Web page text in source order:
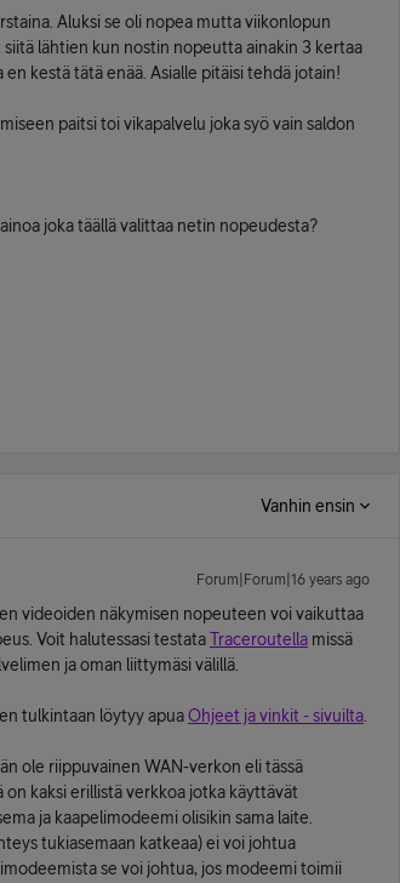
Aluksi se oli nopea mutta viikonlopun
lähtien kun nostin nopeutta ainakin 3 kertaa
kestä tätä enää. Asialle pitäisi tehdä jotain!
paitsi toi vikapalvelu joka syö vain saldon
joka täällä valittaa netin nopeudesta?
Vanhin ensin
Forum|Forum|16 years ago
videoiden näkymisen nopeuteen voi vaikuttaa
Voit halutessasi testataTraceroutella missä
ja oman liittymäsi välillä.
tulkintaan löytyy apuaOhjeet ja vinkit - sivuilta
ole riippuvainen WAN-verkon eli tässä
on kaksi erillistä verkkoa jotka käyttävät
ja kaapelimodeemi olisikin sama laite.
tukiasemaan katkeaa) ei voi johtua
se voi johtua, jos modeemi toimii